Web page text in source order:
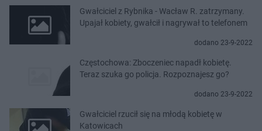
Gwałciciel z Rybnika - Wacław R. zatrzymany.
Upajał kobiety, gwałcił i nagrywał to telefonem
dodano 23-9-2022
Częstochowa: Zboczeniec napadł kobietę.
Teraz szuka go policja. Rozpoznajesz go?
dodano 23-9-2022
Gwałciciel rzucił się na młodą kobietę w
Katowicach